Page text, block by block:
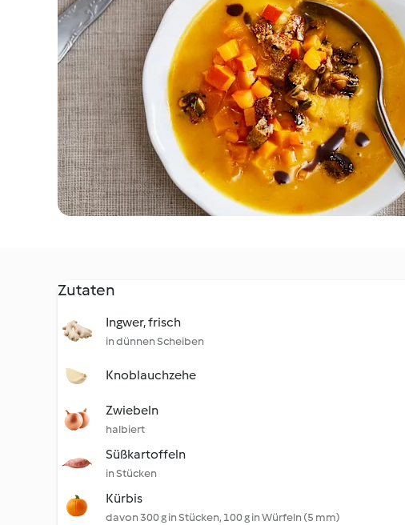
Zutaten
Ingwer, frisch
in dünnen Scheiben
Knoblauchzehe
Zwiebeln
halbiert
Süßkartoffeln
in Stücken
Kürbis
davon 300 g in Stücken, 100 g in Würfeln (5 mm)